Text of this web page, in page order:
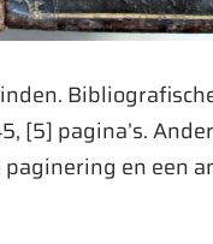
[5] pagina’s.
en een